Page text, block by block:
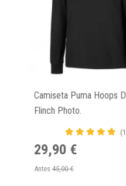
Camiseta Puma Hoops
Flinch Photo.
29,90 €
Antes 45,00 €